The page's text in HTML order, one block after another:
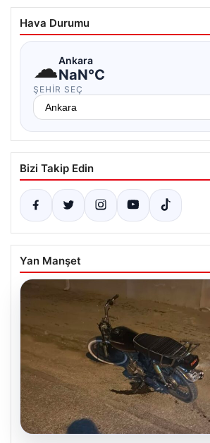
Hava Durumu
☁Ankara
NaN°C
ŞEHIR SEÇ
Bizi Takip Edin
Yan Manşet